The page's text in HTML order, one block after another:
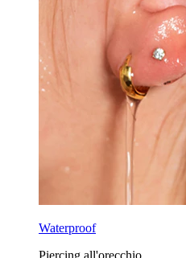
Waterproof
Piercing all'orecchio